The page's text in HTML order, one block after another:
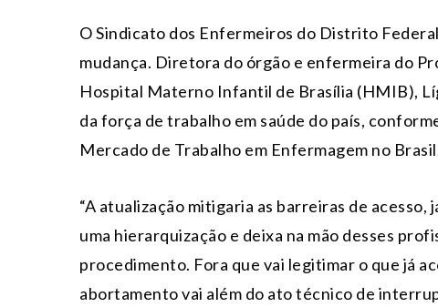
O Sindicato dos Enfermeiros do Distrito
mudança. Diretora do órgão e enfermeira do
Hospital Materno Infantil de Brasília (HMIB),
da força de trabalho em saúde do país,
Mercado de Trabalho em Enfermagem no
“A atualização mitigaria as barreiras de acesso,
uma hierarquização e deixa na mão desses
procedimento. Fora que vai legitimar o que já
abortamento vai além do ato técnico de